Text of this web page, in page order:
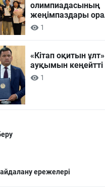
олимпиадасының
жеңімпаздары
1
«Кітап оқитын
ауқымын кеңейтті
1
ережелері